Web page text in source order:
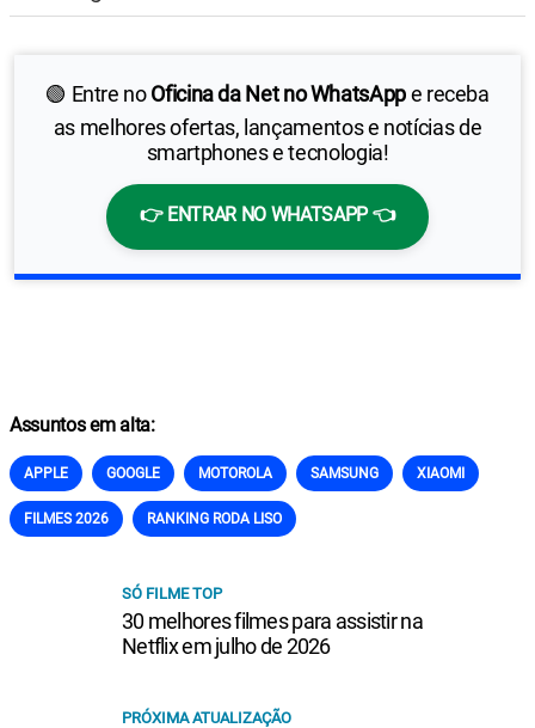
🟢 Entre noOficina da Net no WhatsAppe receba
as melhores ofertas, lançamentos e notícias de
smartphones e tecnologia!
👉 ENTRAR NO WHATSAPP 👈
Assuntos em alta:
APPLE GOOGLE MOTOROLA SAMSUNG XIAOMI
FILMES 2026 RANKING RODA LISO
SÓ FILME TOP
30 melhores filmes para assistir na
Netflix em julho de 2026
PRÓXIMA ATUALIZAÇÃO